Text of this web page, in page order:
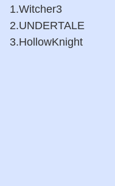
1.Witcher3
2.UNDERTALE
3.HollowKnight